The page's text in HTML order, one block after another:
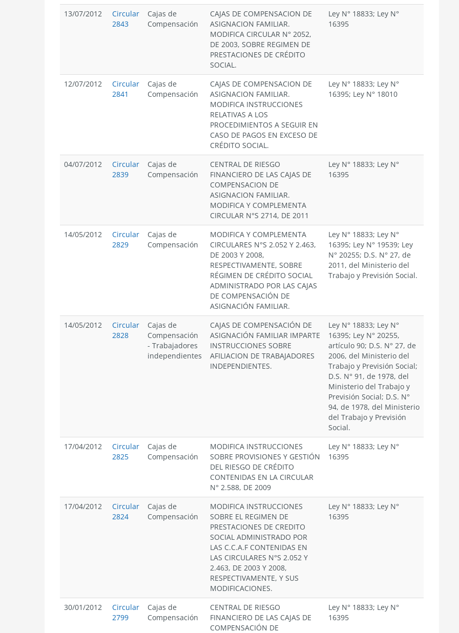
13/07/2012
Circular
2843
Cajas de
Compensación
CAJAS DE COMPENSACION DE
ASIGNACION FAMILIAR.
MODIFICA CIRCULAR N° 2052,
DE 2003, SOBRE REGIMEN DE
PRESTACIONES DE CRÉDITO
SOCIAL.
Ley N° 18833; Ley N°
16395
12/07/2012
Circular
2841
Cajas de
Compensación
CAJAS DE COMPENSACION DE
ASIGNACION FAMILIAR.
MODIFICA INSTRUCCIONES
RELATIVAS A LOS
PROCEDIMIENTOS A SEGUIR EN
CASO DE PAGOS EN EXCESO DE
CRÉDITO SOCIAL.
Ley N° 18833; Ley N°
16395; Ley N° 18010
04/07/2012
Circular
2839
Cajas de
Compensación
CENTRAL DE RIESGO
FINANCIERO DE LAS CAJAS DE
COMPENSACION DE
ASIGNACION FAMILIAR.
MODIFICA Y COMPLEMENTA
CIRCULAR N°S 2714, DE 2011
Ley N° 18833; Ley N°
16395
14/05/2012
Circular
2829
Cajas de
Compensación
MODIFICA Y COMPLEMENTA
CIRCULARES N°S 2.052 Y 2.463,
DE 2003 Y 2008,
RESPECTIVAMENTE, SOBRE
RÉGIMEN DE CRÉDITO SOCIAL
ADMINISTRADO POR LAS CAJAS
DE COMPENSACIÓN DE
ASIGNACIÓN FAMILIAR.
Ley N° 18833; Ley N°
16395; Ley N° 19539; Ley
N° 20255; D.S. N° 27, de
2011, del Ministerio del
Trabajo y Previsión Social.
14/05/2012
Circular
2828
Cajas de
Compensación
- Trabajadores
independientes
CAJAS DE COMPENSACIÓN DE
ASIGNACIÓN FAMILIAR IMPARTE
INSTRUCCIONES SOBRE
AFILIACION DE TRABAJADORES
INDEPENDIENTES.
Ley N° 18833; Ley N°
16395; Ley N° 20255,
artículo 90; D.S. N° 27, de
2006, del Ministerio del
Trabajo y Previsión Social;
D.S. N° 91, de 1978, del
Ministerio del Trabajo y
Previsión Social; D.S. N°
94, de 1978, del Ministerio
del Trabajo y Previsión
Social.
17/04/2012
Circular
2825
Cajas de
Compensación
MODIFICA INSTRUCCIONES
SOBRE PROVISIONES Y GESTIÓN
DEL RIESGO DE CRÉDITO
CONTENIDAS EN LA CIRCULAR
N° 2.588, DE 2009
Ley N° 18833; Ley N°
16395
17/04/2012
Circular
2824
Cajas de
Compensación
MODIFICA INSTRUCCIONES
SOBRE EL REGIMEN DE
PRESTACIONES DE CREDITO
SOCIAL ADMINISTRADO POR
LAS C.C.A.F CONTENIDAS EN
LAS CIRCULARES N°S 2.052 Y
2.463, DE 2003 Y 2008,
RESPECTIVAMENTE, Y SUS
MODIFICACIONES.
Ley N° 18833; Ley N°
16395
30/01/2012
Circular
2799
Cajas de
Compensación
CENTRAL DE RIESGO
FINANCIERO DE LAS CAJAS DE
COMPENSACIÓN DE
Ley N° 18833; Ley N°
16395